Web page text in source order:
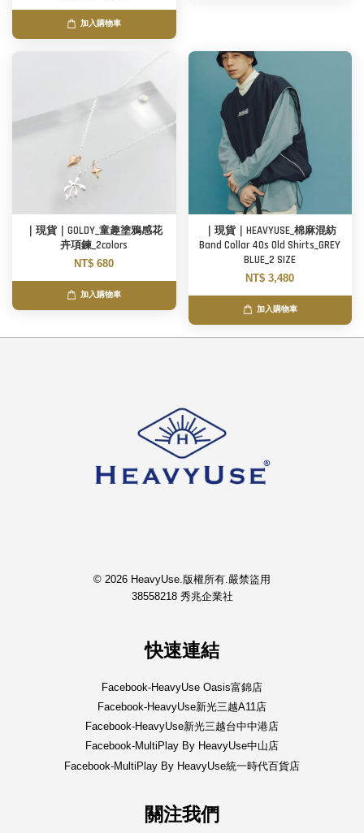
加入購物車
｜現貨｜GOLDY_童趣塗鴉感花
卉項鍊_2colors
NT$ 680
加入購物車
｜現貨｜HEAVYUSE_棉麻混紡
Band Collar 40s Old Shirts_GREY
BLUE_2 SIZE
NT$ 3,480
加入購物車
© 2026 HeavyUse.版權所有.嚴禁盜用
38558218 秀兆企業社
快速連結
Facebook-HeavyUse Oasis富錦店
Facebook-HeavyUse新光三越A11店
Facebook-HeavyUse新光三越台中中港店
Facebook-MultiPlay By HeavyUse中山店
Facebook-MultiPlay By HeavyUse統一時代百貨店
關注我們